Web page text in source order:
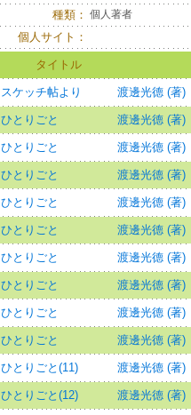
種類： 個人著者
個人サイト：
タイトル
スケッチ帖より 渡邊光德 (著)
ひとりごと 渡邊光德 (著)
ひとりごと 渡邊光德 (著)
ひとりごと 渡邊光德 (著)
ひとりごと 渡邊光德 (著)
ひとりごと 渡邊光德 (著)
ひとりごと 渡邊光德 (著)
ひとりごと 渡邊光德 (著)
ひとりごと 渡邊光德 (著)
ひとりごと 渡邊光德 (著)
ひとりごと(11) 渡邊光德 (著)
ひとりごと(12) 渡邊光德 (著)